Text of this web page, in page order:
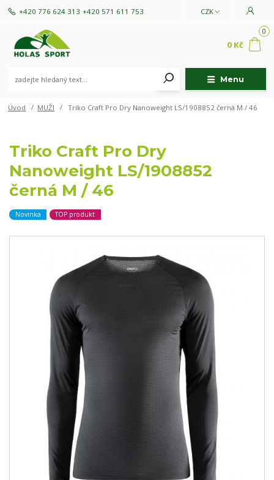
Menu
CZK
+420 776 624 313 +420 571 611 753
0
0 Kč
Úvod MUŽI Triko Craft Pro Dry Nanoweight LS/1908852 černá M / 46
Triko Craft Pro Dry
Nanoweight LS/1908852
černá M / 46
Novinka TOP produkt